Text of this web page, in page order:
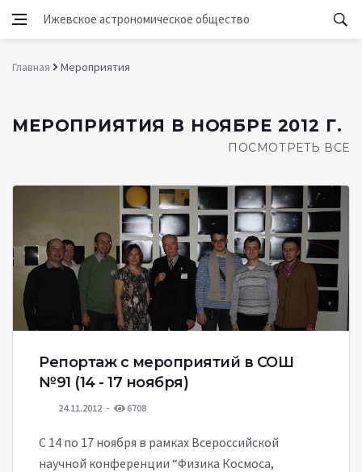
Ижевское астрономическое общество
Главная Мероприятия
МЕРОПРИЯТИЯ В НОЯБРЕ 2012 Г.
ПОСМОТРЕТЬ ВСЕ
Репортаж с мероприятий в СОШ
№91 (14 - 17 ноября)
24.11.2012 6708
С 14 по 17 ноября в рамках Всероссийской
научной конференции “Физика Космоса,